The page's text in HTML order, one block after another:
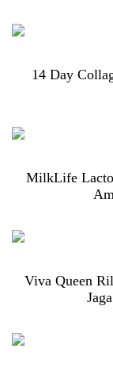
14 Day
MilkLife
Viva Queen